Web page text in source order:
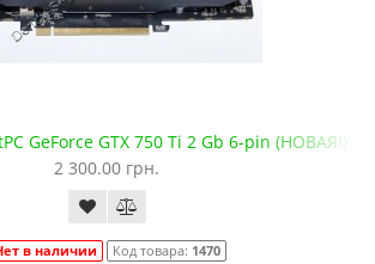
GeForce GTX 750 Ti 2 Gb 6-pin (НОВАЯ!)
2 300.00 грн.
в наличии Код товара: 1470